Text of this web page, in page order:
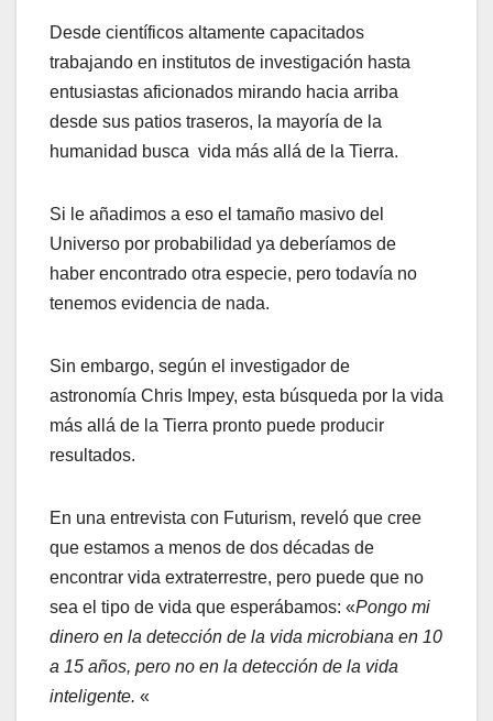
Desde científicos altamente capacitados
trabajando en institutos de investigación hasta
entusiastas aficionados mirando hacia arriba
desde sus patios traseros, la mayoría de la
humanidad busca vida más allá de la Tierra.
Si le añadimos a eso el tamaño masivo del
Universo por probabilidad ya deberíamos de
haber encontrado otra especie, pero todavía no
tenemos evidencia de nada.
Sin embargo, según el investigador de
astronomía Chris Impey, esta búsqueda por la vida
más allá de la Tierra pronto puede producir
resultados.
En una entrevista con Futurism, reveló que cree
que estamos a menos de dos décadas de
encontrar vida extraterrestre, pero puede que no
sea el tipo de vida que esperábamos: «Pongo mi
dinero en la detección de la vida microbiana en 10
a 15 años, pero no en la detección de la vida
inteligente. «